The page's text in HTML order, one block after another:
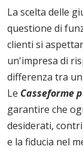
La scelta delle
questione di
clienti si
un'impresa di
differenza tra
Le Casseforme
garantire che
desiderati,
e la fiducia nel